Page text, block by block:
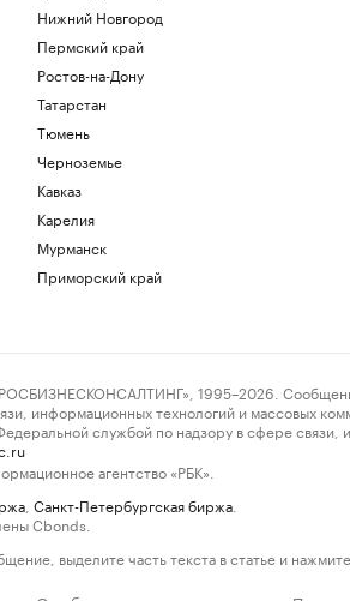
Нижний Новгород
Пермский край
Ростов-на-Дону
Татарстан
Тюмень
Черноземье
Кавказ
Карелия
Мурманск
Приморский край
1995–2026. Сообщения и
информационных технологий и массовых
службой по надзору в сфере
агентство «РБК».
Санкт-Петербургская биржа
Cbonds.
выделите часть текста в статье и